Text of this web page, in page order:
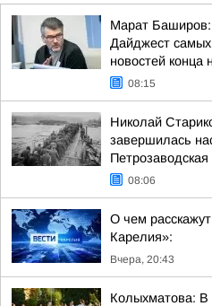
Марат
Дайджест
новостей конца
08:15
Николай
завершилась
08:06
О чем
Карелия»:
Вчера, 20:43
Колыхматова: В